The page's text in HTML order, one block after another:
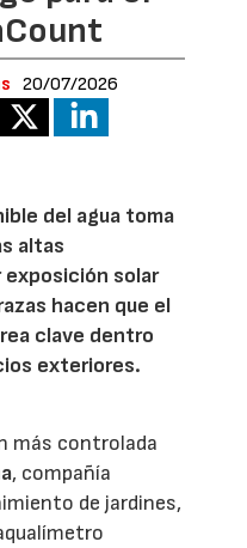
20/07/2026
del agua toma
altas
exposición solar
hacen que el
clave dentro
exteriores.
más controlada
, compañía
de jardines,